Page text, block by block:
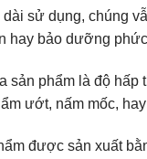
sử dụng, chúng
hay bảo dưỡng
sản phẩm là độ
ướt, nấm mốc,
được sản xuất